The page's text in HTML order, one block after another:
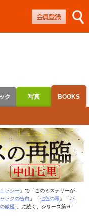
ク 写真 BOOKS
ッシー 」で「このミステリーが
ックの告白 」「七色の毒 」「ハ
傲慢
」に続く、シリーズ第６